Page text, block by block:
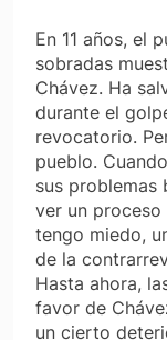
En 11 años, el
sobradas
Chávez. Ha
durante el
revocatorio.
pueblo.
sus problemas
ver un
tengo miedo,
de la
Hasta ahora,
favor de
un cierto